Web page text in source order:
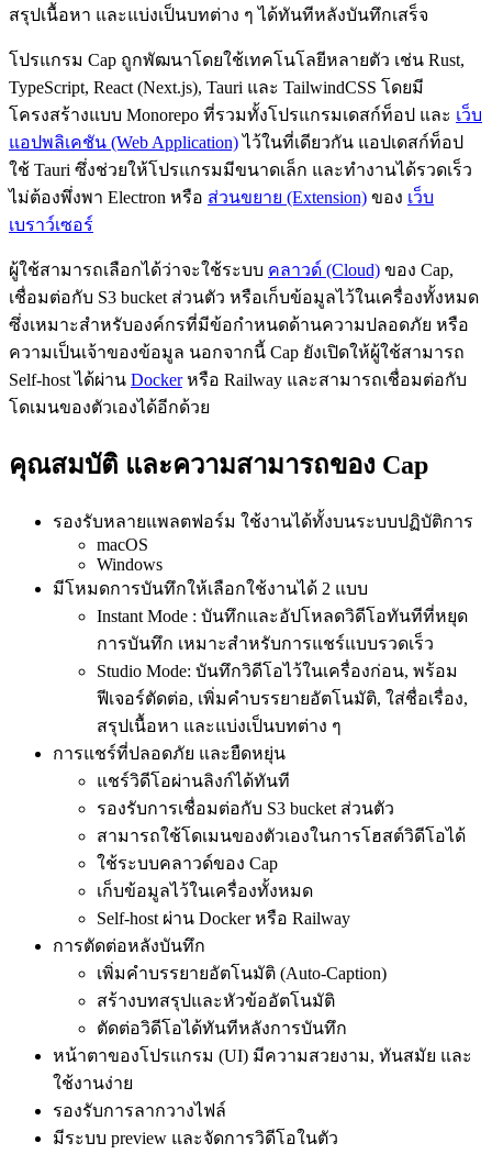
สรุปเนื้อหา และแบ่งเป็นบทต่าง ๆ ได้ทันทีหลังบันทึกเสร็จ
โปรแกรม Cap ถูกพัฒนาโดยใช้เทคโนโลยีหลายตัว เช่น Rust,
TypeScript, React (Next.js), Tauri และ TailwindCSS โดยมี
โครงสร้างแบบ Monorepo ที่รวมทั้งโปรแกรมเดสก์ท็อป และ เว็บ
แอปพลิเคชัน (Web Application)ไว้ในที่เดียวกัน แอปเดสก์ท็อป
ใช้ Tauri ซึ่งช่วยให้โปรแกรมมีขนาดเล็ก และทำงานได้รวดเร็ว
ไม่ต้องพึ่งพา Electron หรือ ส่วนขยาย (Extension) ของ เว็บ
เบราว์เซอร์
ผู้ใช้สามารถเลือกได้ว่าจะใช้ระบบ คลาวด์ (Cloud) ของ Cap,
เชื่อมต่อกับ S3 bucket ส่วนตัว หรือเก็บข้อมูลไว้ในเครื่องทั้งหมด
ซึ่งเหมาะสำหรับองค์กรที่มีข้อกำหนดด้านความปลอดภัย หรือ
ความเป็นเจ้าของข้อมูล นอกจากนี้ Cap ยังเปิดให้ผู้ใช้สามารถ
Self-host ได้ผ่าน Dockerหรือ Railway และสามารถเชื่อมต่อกับ
โดเมนของตัวเองได้อีกด้วย
คุณสมบัติ และความสามารถของ Cap
รองรับหลายแพลตฟอร์ม ใช้งานได้ทั้งบนระบบปฏิบัติการ
macOS
Windows
มีโหมดการบันทึกให้เลือกใช้งานได้ 2 แบบ
Instant Mode : บันทึกและอัปโหลดวิดีโอทันทีที่หยุด
การบันทึก เหมาะสำหรับการแชร์แบบรวดเร็ว
Studio Mode: บันทึกวิดีโอไว้ในเครื่องก่อน, พร้อม
ฟีเจอร์ตัดต่อ, เพิ่มคำบรรยายอัตโนมัติ, ใส่ชื่อเรื่อง,
สรุปเนื้อหา และแบ่งเป็นบทต่าง ๆ
การแชร์ที่ปลอดภัย และยืดหยุ่น
แชร์วิดีโอผ่านลิงก์ได้ทันที
รองรับการเชื่อมต่อกับ S3 bucket ส่วนตัว
สามารถใช้โดเมนของตัวเองในการโฮสต์วิดีโอได้
ใช้ระบบคลาวด์ของ Cap
เก็บข้อมูลไว้ในเครื่องทั้งหมด
Self-host ผ่าน Docker หรือ Railway
การตัดต่อหลังบันทึก
เพิ่มคำบรรยายอัตโนมัติ (Auto-Caption)
สร้างบทสรุปและหัวข้ออัตโนมัติ
ตัดต่อวิดีโอได้ทันทีหลังการบันทึก
หน้าตาของโปรแกรม (UI) มีความสวยงาม, ทันสมัย และ
ใช้งานง่าย
รองรับการลากวางไฟล์
มีระบบ preview และจัดการวิดีโอในตัว